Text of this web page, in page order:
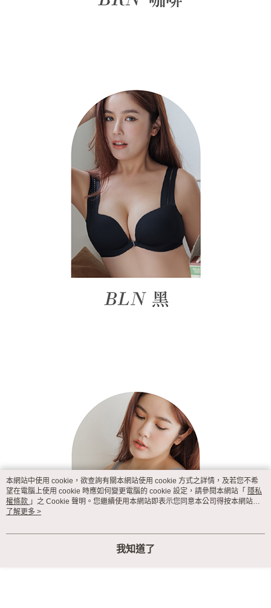
本網站中使用 cookie，欲查詢有關本網站使用 cookie 方式之詳情，及若您不希
望在電腦上使用 cookie 時應如何變更電腦的 cookie 設定，請參閱本網站「 隱私
權條款 」之 Cookie 聲明。您繼續使用本網站即表示您同意本公司得按本網站使
用條款之 Cookie 聲明使用 cookie。
了解更多 >
我知道了